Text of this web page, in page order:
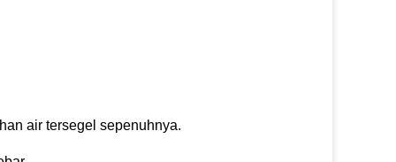
air tersegel sepenuhnya.